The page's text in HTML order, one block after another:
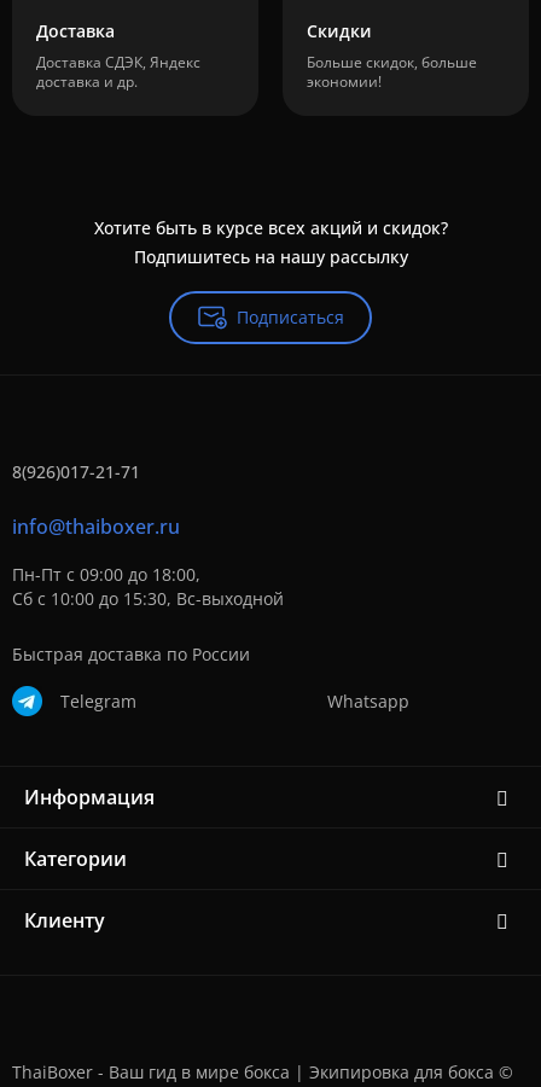
Доставка
Доставка СДЭК, Яндекс
доставка и др.
Скидки
Больше скидок, больше
экономии!
Хотите быть в курсе всех акций и скидок?
Подпишитесь на нашу рассылку
Подписаться
8(926)017-21-71
info@thaiboxer.ru
Пн-Пт с 09:00 до 18:00,
Сб с 10:00 до 15:30, Вс-выходной
Быстрая доставка по России
Telegram Whatsapp
Информация
Категории
Клиенту
ThaiBoxer - Ваш гид в мире бокса | Экипировка для бокса ©